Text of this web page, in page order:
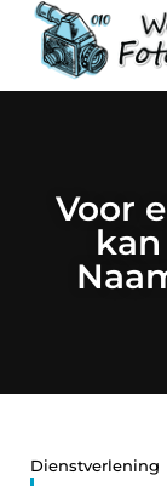
Voor
Dienstverlening